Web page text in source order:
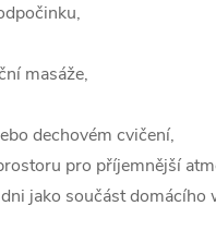
masáže,
dechovém cvičení,
pro příjemnější
jako součást domácího